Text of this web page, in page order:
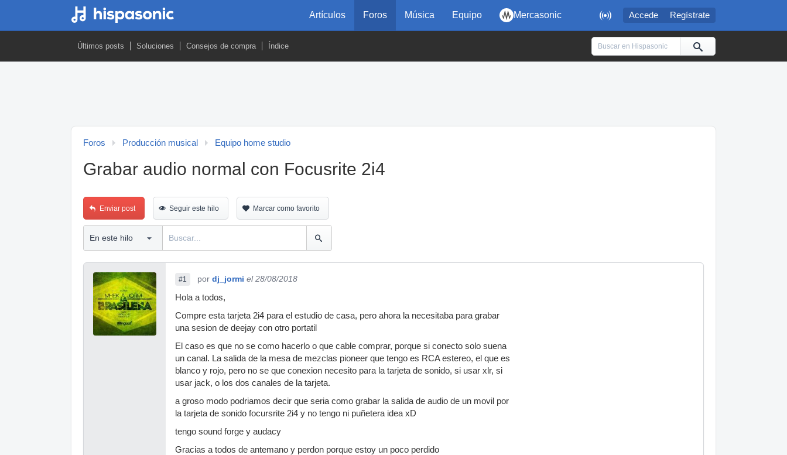
 Accede Regístrate
Artículos Foros Música Equipo Mercasonic
Últimos posts Soluciones Consejos de compra Índice
Foros Producción musical Equipo home studio
Grabar audio normal con Focusrite 2i4
Enviar post Seguir este hilo Marcar como favorito
#1 por dj_jormi el 28/08/2018
Hola a todos,
Compre esta tarjeta 2i4 para el estudio de casa, pero ahora la necesitaba para grabar
una sesion de deejay con otro portatil
El caso es que no se como hacerlo o que cable comprar, porque si conecto solo suena
un canal. La salida de la mesa de mezclas pioneer que tengo es RCA estereo, el que es
blanco y rojo, pero no se que conexion necesito para la tarjeta de sonido, si usar xlr, si
usar jack, o los dos canales de la tarjeta.
a groso modo podriamos decir que seria como grabar la salida de audio de un movil por
la tarjeta de sonido focursrite 2i4 y no tengo ni puñetera idea xD
tengo sound forge y audacy
Gracias a todos de antemano y perdon porque estoy un poco perdido